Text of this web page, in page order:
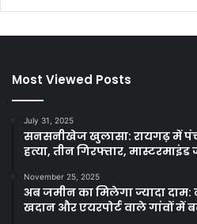
Most Viewed Posts
July 31, 2025
सनसनीखेज खुलासा: रायगढ़ में
हत्या, तीन गिरफ्तार,
November 25, 2025
अब जमीन का मिलेगा ज्यादा
खदान और एयरपोर्ट वाले गांवों में